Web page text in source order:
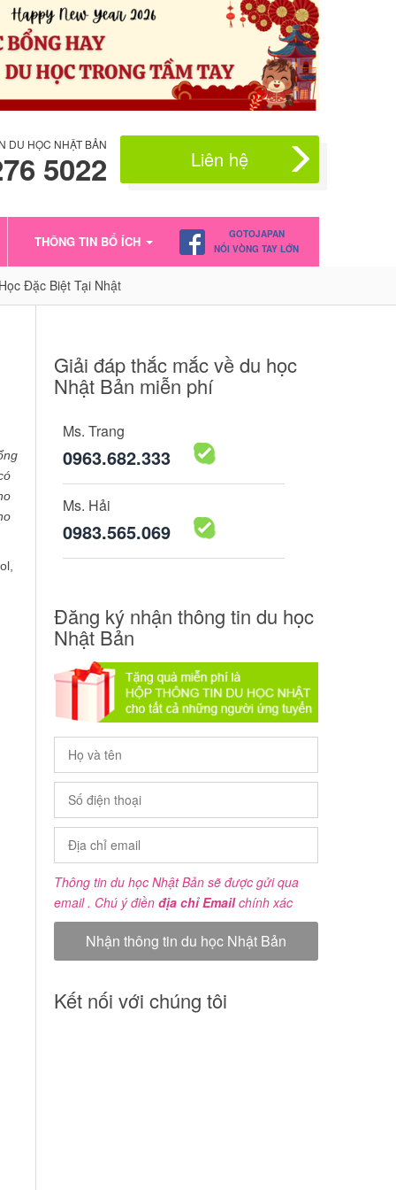
DU HỌC NHẬT BẢN
5022 Liên hệ
THÔNG TIN BỔ ÍCH
GOTOJAPAN
NỐI VÒNG TAY LỚN
Đặc Biệt Tại Nhật
Giải đáp thắc mắc về du học
Nhật Bản miễn phí
Ms. Trang
0963.682.333
Ms. Hải
0983.565.069
Đăng ký nhận thông tin du học
Nhật Bản
Thông tin du học Nhật Bản sẽ được gửi qua
email . Chú ý điền địa chỉ Emailchính xác
Kết nối với chúng tôi